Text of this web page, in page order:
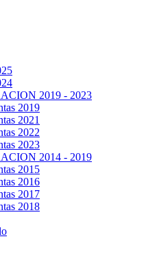
2019 - 2023
2019
2021
2022
2023
2014 - 2019
2015
2016
2017
2018